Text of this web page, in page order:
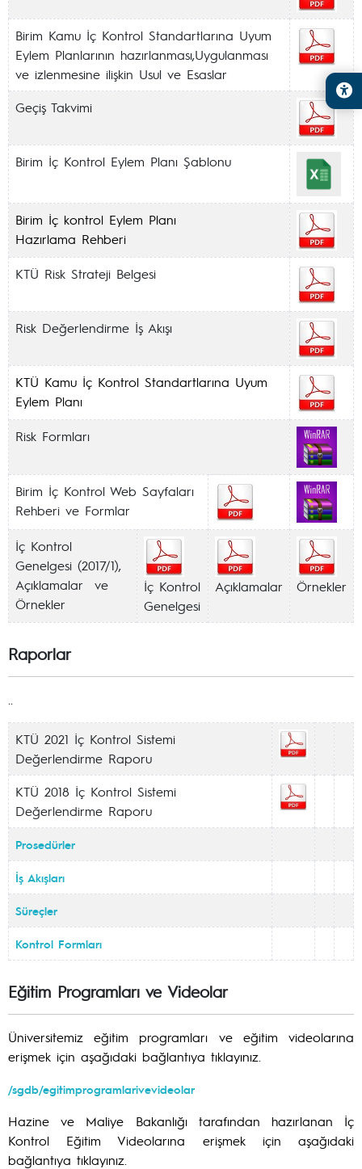
Birim Kamu İç Kontrol Standartlarına Uyum
Eylem Planlarının hazırlanması,Uygulanması
ve izlenmesine ilişkin Usul ve Esaslar
Geçiş Takvimi
Birim İç Kontrol Eylem Planı Şablonu
Birim İç kontrol Eylem Planı
Hazırlama Rehberi
KTÜ Risk Strateji Belgesi
Risk Değerlendirme İş Akışı
KTÜ Kamu İç Kontrol Standartlarına Uyum
Eylem Planı
Risk Formları
Birim İç Kontrol Web Sayfaları
Rehberi ve Formlar
İç Kontrol
Genelgesi (2017/1),
Açıklamalar ve
Örnekler
İç Kontrol
Genelgesi
Açıklamalar Örnekler
Raporlar
KTÜ 2021 İç Kontrol Sistemi
Değerlendirme Raporu
KTÜ 2018 İç Kontrol Sistemi
Değerlendirme Raporu
Prosedürler
İş Akışları
Süreçler
Kontrol Formları
Eğitim Programları ve Videolar
Üniversitemiz eğitim programları ve eğitim videolarına
erişmek için aşağıdaki bağlantıya tıklayınız.
/sgdb/egitimprogramlarivevideolar
Hazine ve Maliye Bakanlığı tarafından hazırlanan İç
Kontrol Eğitim Videolarına erişmek için aşağıdaki
bağlantıya tıklayınız.